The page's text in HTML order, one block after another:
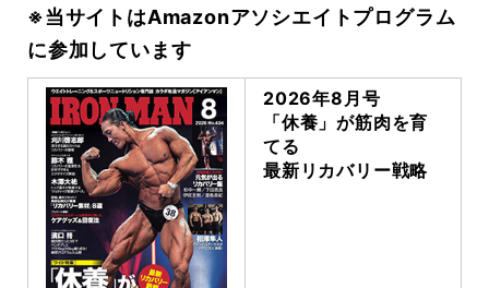
※当サイトはAmazonアソシエイトプログラム
に参加しています
2026年8月号
「休養」が筋肉を育
てる
最新リカバリー戦略